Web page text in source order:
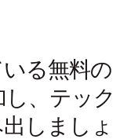
る無料の
、テック
しましょ